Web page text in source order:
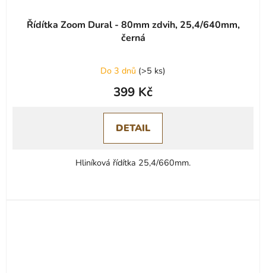
Řídítka Zoom Dural - 80mm zdvih, 25,4/640mm,
černá
Do 3 dnů (>5 ks)
399 Kč
DETAIL
Hliníková řídítka 25,4/660mm.